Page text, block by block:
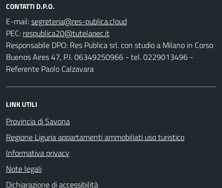
CONTATTI D.P.O.
E-mail:
PEC:
Responsabile DPO: Res Publica srl. con studio a Milano in Corso
Buenos Aires 47, P.I. 06349250966 - tel. 0229013496 -
Referente Paolo Calzavara
LINK UTILI
Provincia di Savona
Regione Liguria appartamenti ammobiliati uso turistico
Informativa privacy
Note legali
Dichiarazione di accessibilità